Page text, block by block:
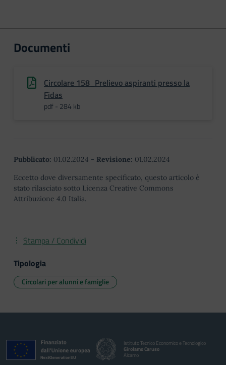
Documenti
Circolare 158_Prelievo aspiranti presso la
Fidas
pdf - 284 kb
Pubblicato: 01.02.2024 - Revisione: 01.02.2024
Eccetto dove diversamente specificato, questo articolo è
stato rilasciato sotto Licenza Creative Commons
Attribuzione 4.0 Italia.
Stampa / Condividi
Tipologia
Circolari per alunni e famiglie
Istituto Tecnico Economico e Tecnologico
Girolamo Caruso
Alcamo